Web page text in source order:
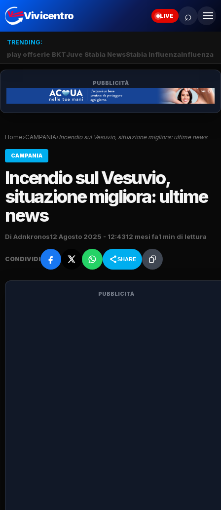
Vivicentro LIVE ⌕
TRENDING:
play offserie BKTJuve Stabia NewsStabia InfluenzaInfluenza
PUBBLICITÀ
Home›CAMPANIA›Incendio sul Vesuvio, situazione migliora: ultime news
CAMPANIA
Incendio sul Vesuvio,
situazione migliora: ultime
news
Di Adnkronos12 Agosto 2025 - 12:4312 mesi fa1 min di lettura
CONDIVIDI SHARE
PUBBLICITÀ